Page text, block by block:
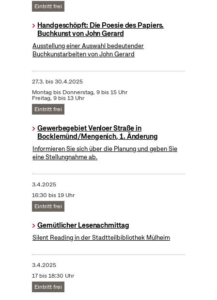
Eintritt frei
Handgeschöpft: Die Poesie des Papiers.
Buchkunst von John Gerard
Ausstellung einer Auswahl bedeutender
Buchkunstarbeiten von John Gerard
27.3. bis30.4.2025
Montag bis Donnerstag, 9 bis 15 Uhr
Freitag, 9 bis 13 Uhr
Eintritt frei
Gewerbegebiet Venloer Straße in
Bocklemünd/Mengenich, 1. Änderung
Informieren Sie sich über die Planung und geben Sie
eine Stellungnahme ab.
3.4.2025
16:30 bis 19 Uhr
Eintritt frei
Gemütlicher Lesenachmittag
Silent Reading in der Stadtteilbibliothek Mülheim
3.4.2025
17 bis 18:30 Uhr
Eintritt frei